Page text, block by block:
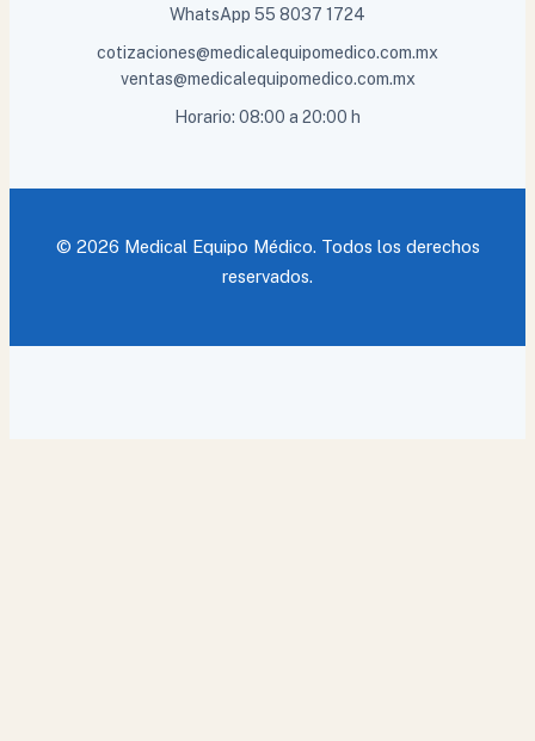
WhatsApp 55 8037 1724
cotizaciones@medicalequipomedico.com.mx
ventas@medicalequipomedico.com.mx
Horario: 08:00 a 20:00 h
© 2026 Medical Equipo Médico. Todos los derechos
reservados.